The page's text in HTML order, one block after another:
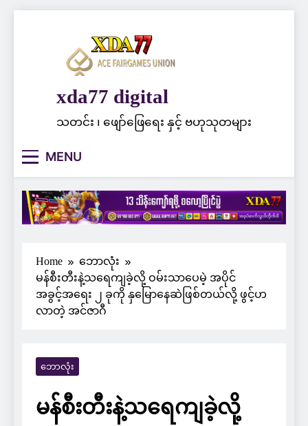
xda77 digital
သတင်း ၊ ဖျော်ဖြေရေး နှင့် ဗဟုသုတများ
MENU
Home
ဘောလုံး
မန်စီးတီးနဲ့သရေကျခဲ့လို့ ဝမ်းသာပေမဲ့ အပိုင်
အခွင့်အရေး ၂ ခုကို နှမြောနေဆဲဖြစ်တယ်လို့ ဖွင့်ဟ
လာတဲ့ အင်ဇာဂီ
ဘောလုံး
မန်စီးတီးနဲ့သရေကျခဲ့လို့